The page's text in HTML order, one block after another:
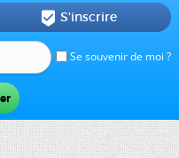
Se souvenir de moi ?
 S'inscrire